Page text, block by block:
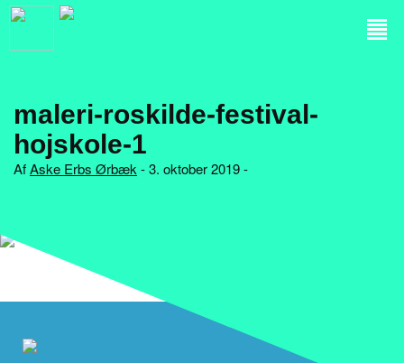
maleri-roskilde-festival-
hojskole-1
AfAske Erbs Ørbæk - 3. oktober 2019 -